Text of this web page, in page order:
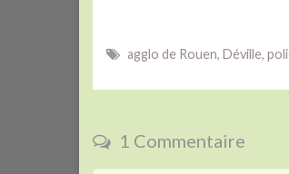
e
b
o
o
k
itt
er
ke
dI
n
agglo de Rouen, Déville,
1 Commentaire